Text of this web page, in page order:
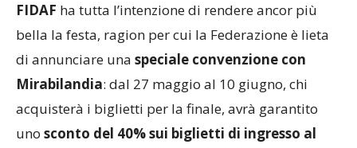
FIDAF ha tutta l’intenzione di rendere ancor più
bella la festa, ragion per cui la Federazione è lieta
di annunciare una speciale convenzione con
Mirabilandia: dal 27 maggio al 10 giugno, chi
acquisterà i biglietti per la finale, avrà garantito
uno sconto del 40% sui biglietti di ingresso al